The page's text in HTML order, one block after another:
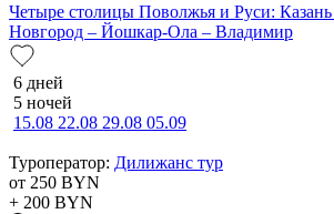
Четыре столицы Поволжья и Руси:
Новгород – Йошкар-Ола – Владимир
6 дней
5 ночей
15.08 22.08 29.08 05.09
Туроператор: Дилижанс тур
от 250 BYN
+ 200 BYN